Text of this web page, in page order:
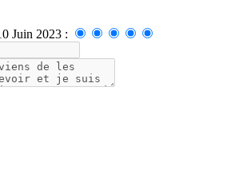
Juin 2023 :